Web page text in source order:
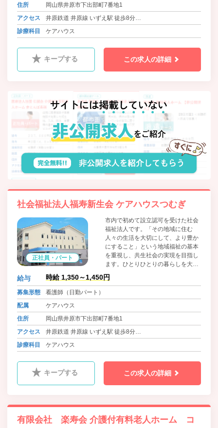
住所
岡山県井原市下出部町7番地1
アクセス
井原鉄道 井原線 いずえ駅 徒歩8分
バス 井笠バスカンパニー 上出部入口 徒歩5分
診療科目 ケアハウス
キープする この求人の詳細
社会福祉法人福寿新生会 ケアハウスつむぎ
正社員・パート
市内で初めて設立認可を受けた社会
福祉法人です。「その地域に住む
人々の生活を大切にして、より豊か
にすること」という地域福祉の基本
を重視し、共生社会の実現を目指し
ます。ひとりひとりの暮らしを大切
にしたユニットケアのほか、地域交
流サロン・併設保育施設を通じた幅
実した生活を提供しています。
給与 時給 1,350～1,450円
募集形態
看護師（日勤パート）
配属
ケアハウス
住所
岡山県井原市下出部町7番地1
アクセス
井原鉄道 井原線 いずえ駅 徒歩8分
バス 井笠バスカンパニー 上出部入口 徒歩5分
診療科目 ケアハウス
キープする この求人の詳細
有限会社 楽寿会 介護付有料老人ホーム コ